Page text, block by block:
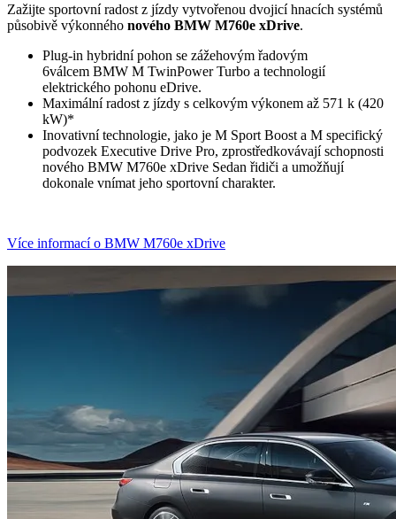
Zažijte sportovní radost z jízdy vytvořenou dvojicí hnacích systémů
působivě výkonného nového BMW M760e xDrive.
Plug-in hybridní pohon se zážehovým řadovým
6válcem BMW M TwinPower Turbo a technologií
elektrického pohonu eDrive.
Maximální radost z jízdy s celkovým výkonem až 571 k (420
kW)*
Inovativní technologie, jako je M Sport Boost a M specifický
podvozek Executive Drive Pro, zprostředkovávají schopnosti
nového BMW M760e xDrive Sedan řidiči a umožňují
dokonale vnímat jeho sportovní charakter.
Více informací o BMW M760e xDrive